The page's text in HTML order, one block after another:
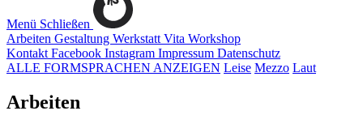
Menü Schließen
Arbeiten Gestaltung Werkstatt Vita Workshop
Kontakt Facebook Instagram Impressum Datenschutz
ALLE FORMSPRACHEN ANZEIGEN Leise Mezzo Laut
Arbeiten